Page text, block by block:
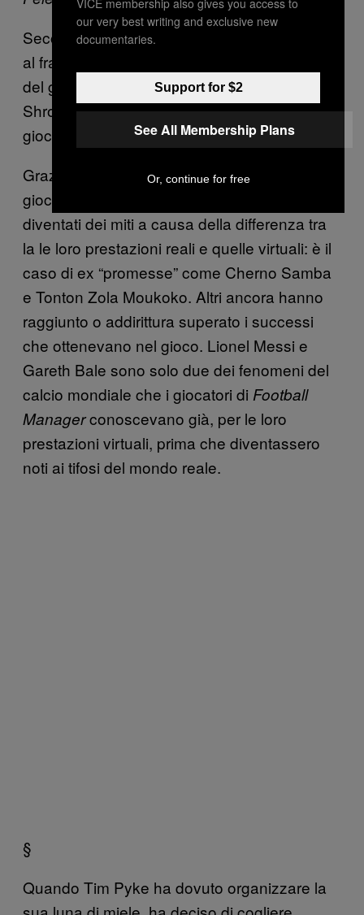
Secondo Ov Collyer (che nel 1988, insieme
al fratello Paul, ha creato il primo prototipo
del gioco nella sua cameretta a
Shropshire) l’idea era quella di creare “un
gioco che poteva andare avanti senza di te.”
Grazie alle loro prestazioni nel gioco, alcuni
giocatori sono quasi venerati. Altri sono
diventati dei miti a causa della differenza tra
la le loro prestazioni reali e quelle virtuali: è il
caso di ex “promesse” come Cherno Samba
e Tonton Zola Moukoko. Altri ancora hanno
raggiunto o addirittura superato i successi
che ottenevano nel gioco. Lionel Messi e
Gareth Bale sono solo due dei fenomeni del
calcio mondiale che i giocatori di Football
Managerconoscevano già, per le loro
prestazioni virtuali, prima che diventassero
noti ai tifosi del mondo reale.
§
Quando Tim Pyke ha dovuto organizzare la
our very best writing and exclusive new
documentaries.
Support for $2
See All Membership Plans
Or, continue for free